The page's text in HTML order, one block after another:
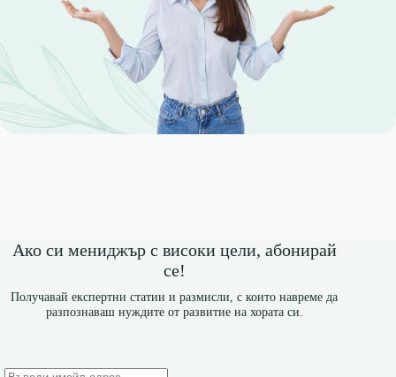
Ако си мениджър с високи цели, абонирай
се!
Получавай експертни статии и размисли, с които навреме да
разпознаваш нуждите от развитие на хората си.